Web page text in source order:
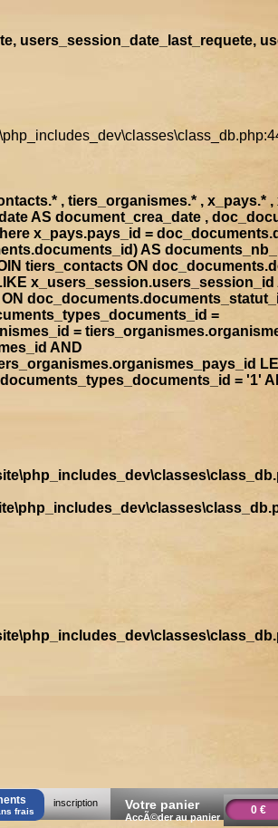
users_session_date_last_requete,
, tiers_organismes.* , x_pays.* ,
AS document_crea_date ,
x_pays.pays_id =
AS
tiers_contacts ON
x_users_session.users_session_id
=
=
AND
= '1'
frais
inscription Votre panier
AccÃ©der au panier
0 €